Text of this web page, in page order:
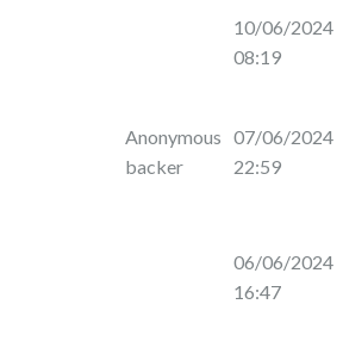
10/06/2024
08:19
Anonymous
backer
07/06/2024
22:59
06/06/2024
16:47